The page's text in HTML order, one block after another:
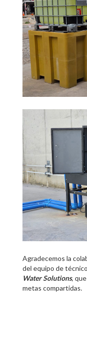
INICIO
EMPRESA
PRODUCTOS Y
DESTACADOS
BLOG
Agradecemos la
del equipo de
Water Solutions,
metas compartidas.